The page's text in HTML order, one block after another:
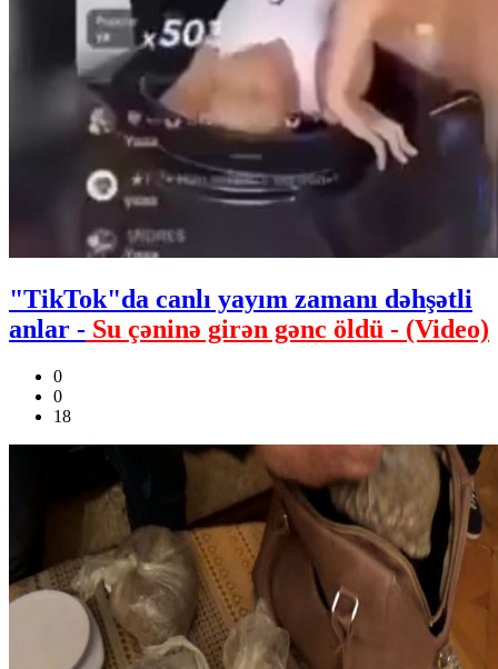
"TikTok"da canlı yayım zamanı dəhşətli
anlar - Su çəninə girən gənc öldü - (Video)
0
0
18